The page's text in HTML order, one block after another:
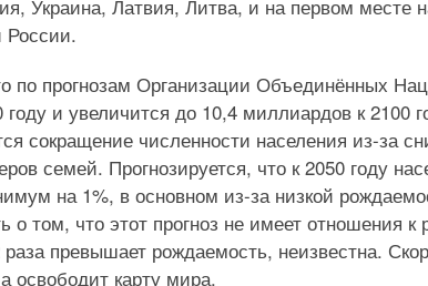
Украина, Латвия, Литва, и на первом месте
России.
по прогнозам Организации Объединённых
и увеличится до 10,4 миллиардов к 2100
сокращение численности населения из-за
семей. Прогнозируется, что к 2050 году
на 1%, в основном из-за низкой
о том, что этот прогноз не имеет отношения
превышает рождаемость, неизвестна.
освободит карту мира.